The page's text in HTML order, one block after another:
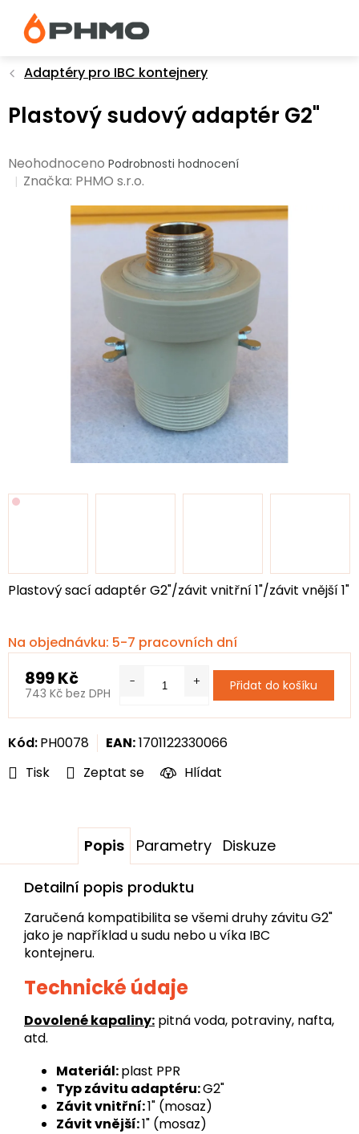
obsah
Adaptéry pro IBC kontejnery
Plastový sudový adaptér G2"
Průměrné
hodnocení
Neohodnoceno Podrobnosti hodnocení
Značka: PHMO s.r.o.
Plastový sací adaptér G2"/závit vnitřní 1"/závit vnější 1"
Tisk Zeptat se Hlídat
Kód:PH0078 EAN:1701122330066
Na objednávku: 5-7 pracovních dní
899 Kč
743 Kč bez DPH Přidat do košíku
Popis Parametry Diskuze
Detailní popis produktu
Zaručená kompatibilita se všemi druhy závitu G2"
jako je například u sudu nebo u víka IBC
kontejneru.
Technické údaje
Dovolené kapaliny: pitná voda, potraviny, nafta,
atd.
Materiál:plast PPR
Typ závitu adaptéru:G2"
Závit vnitřní:1" (mosaz)
Závit vnější:1" (mosaz)